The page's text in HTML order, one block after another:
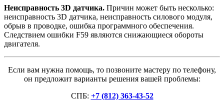
Неисправность 3D датчика. Причин может быть несколько:
неисправность 3D датчика, неисправность силового модуля,
обрыв в проводке, ошибка программного обеспечения.
Следствием ошибки F59 являются снижающиеся обороты
двигателя.
Если вам нужна помощь, то позвоните мастеру по телефону,
он предложит варианты решения вашей проблемы:
СПБ: +7 (812) 363-43-52